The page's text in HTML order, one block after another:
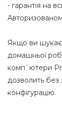
- гарантія на
Якщо ви
домашньої
комп`ютери
дозволить без
конфігурацію.